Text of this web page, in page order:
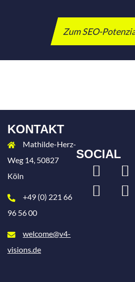
Zum SEO-
KONTAKT
Mathilde-Herz-
Weg 14, 50827
Köln
+49 (0) 221 66
96 56 00
welcome@v4-
visions.de
SOCIAL
LinkedIn
Instagram